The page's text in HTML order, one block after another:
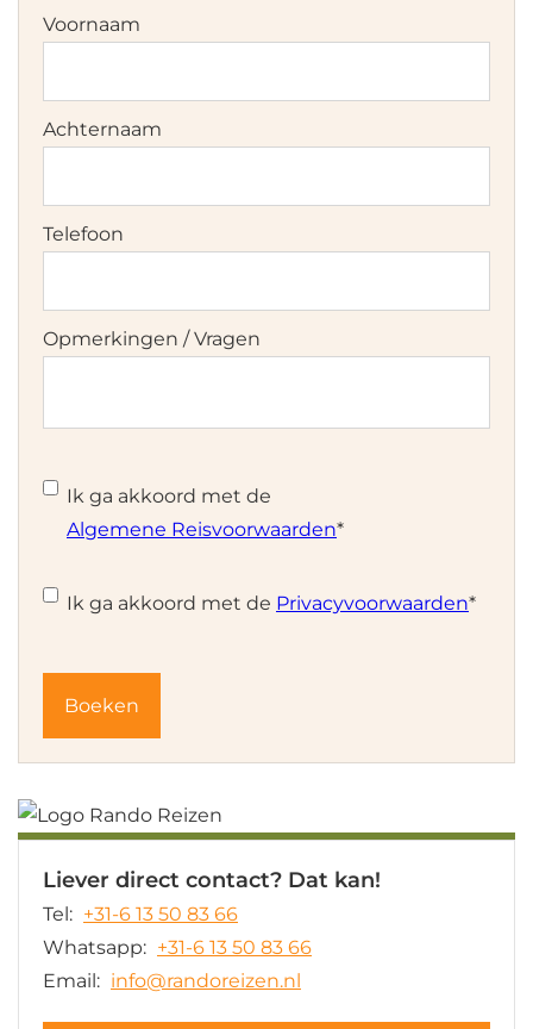
Voornaam
Achternaam
Telefoon
Opmerkingen / Vragen
Instemming
Ik ga akkoord met de
Algemene Reisvoorwaarden*
Instemming
Ik ga akkoord met de Privacyvoorwaarden*
Liever direct contact? Dat kan!
Tel: +31-6 13 50 83 66
Whatsapp: +31-6 13 50 83 66
Email: info@randoreizen.nl